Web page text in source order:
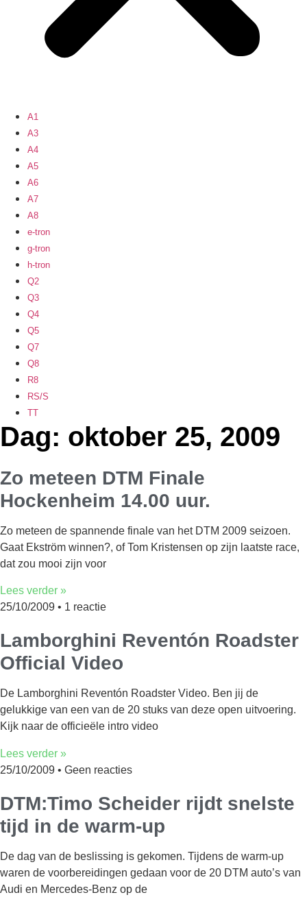
A1
A3
A4
A5
A6
A7
A8
e-tron
g-tron
h-tron
Q2
Q3
Q4
Q5
Q7
Q8
R8
RS/S
TT
Dag: oktober 25, 2009
Zo meteen DTM Finale
Hockenheim 14.00 uur.
Zo meteen de spannende finale van het DTM 2009 seizoen.
Gaat Ekström winnen?, of Tom Kristensen op zijn laatste race,
dat zou mooi zijn voor
Lees verder »
25/10/2009
1 reactie
Lamborghini Reventón Roadster
Official Video
De Lamborghini Reventón Roadster Video. Ben jij de
gelukkige van een van de 20 stuks van deze open uitvoering.
Kijk naar de officieële intro video
Lees verder »
25/10/2009
Geen reacties
DTM:Timo Scheider rijdt snelste
tijd in de warm-up
De dag van de beslissing is gekomen. Tijdens de warm-up
waren de voorbereidingen gedaan voor de 20 DTM auto’s van
Audi en Mercedes-Benz op de